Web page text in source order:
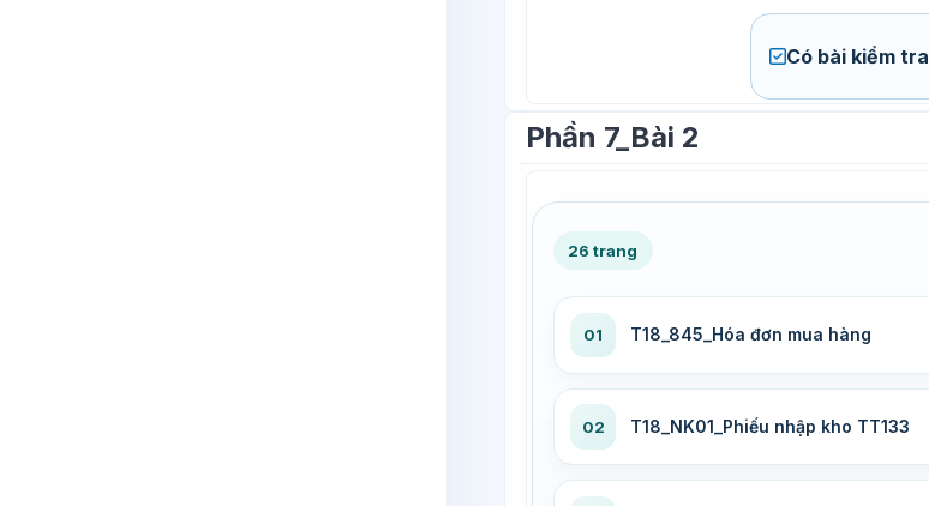
Có bài kiểm tra
Phần 7_Bài 2
26 trang
01 T18_845_Hóa đơn mua hàng
02 T18_NK01_Phiếu nhập kho TT133